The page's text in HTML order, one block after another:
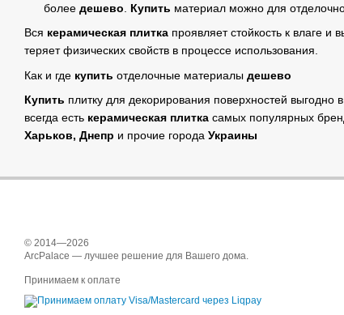
более дешево Купить материал можно для
Вся керамическая плитка проявляет стойкость к влаге
теряет физических свойств в процессе использования.
Как и где купить отделочные материалы дешево
Купить плитку для декорирования поверхностей
всегда есть керамическая плитка самых популярных
Харьков, Днепр и прочие города Украины
© 2014—2026
ArcPalace — лучшее решение для Вашего дома.
Принимаем к оплате